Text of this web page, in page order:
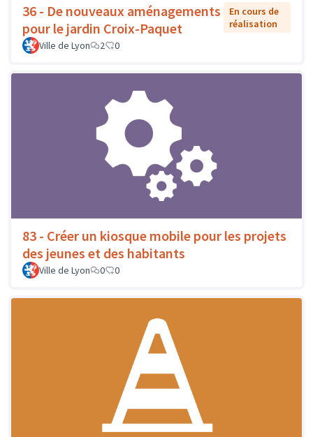
36 - De nouveaux aménagements
pour le jardin Croix-Paquet
En cours de
réalisation
Ville de Lyon
2 0
83 - Créer un kiosque mobile pour les projets
des jeunes et des habitants
Ville de Lyon 0 0